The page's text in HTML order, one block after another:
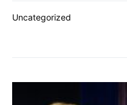
Uncategorized